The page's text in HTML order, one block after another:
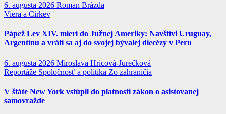
6. augusta 2026 Roman Brázda
Viera a Cirkev
Pápež Lev XIV. mieri do Južnej Ameriky: Navštívi Uruguay,
Argentínu a vráti sa aj do svojej bývalej diecézy v Peru
6. augusta 2026 Miroslava Hricová-Jurečková
Reportáže Spoločnosť a politika Zo zahraničia
V štáte New York vstúpil do platnosti zákon o asistovanej
samovražde